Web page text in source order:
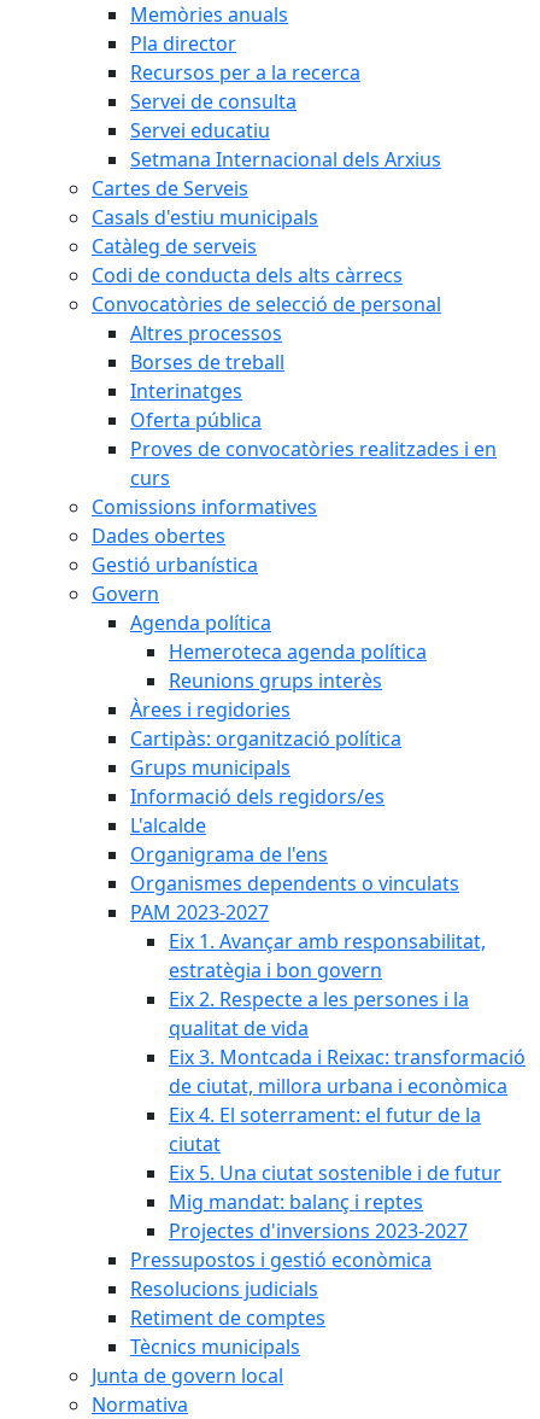
Memòries anuals
Pla director
Recursos per a la recerca
Servei de consulta
Servei educatiu
Setmana Internacional dels Arxius
Cartes de Serveis
Casals d'estiu municipals
Catàleg de serveis
Codi de conducta dels alts càrrecs
Convocatòries de selecció de personal
Altres processos
Borses de treball
Interinatges
Oferta pública
Proves de convocatòries realitzades i en
curs
Comissions informatives
Dades obertes
Gestió urbanística
Govern
Agenda política
Hemeroteca agenda política
Reunions grups interès
Àrees i regidories
Cartipàs: organització política
Grups municipals
Informació dels regidors/es
L'alcalde
Organigrama de l'ens
Organismes dependents o vinculats
PAM 2023-2027
Eix 1. Avançar amb responsabilitat,
estratègia i bon govern
Eix 2. Respecte a les persones i la
qualitat de vida
Eix 3. Montcada i Reixac: transformació
de ciutat, millora urbana i econòmica
Eix 4. El soterrament: el futur de la
ciutat
Eix 5. Una ciutat sostenible i de futur
Mig mandat: balanç i reptes
Projectes d'inversions 2023-2027
Pressupostos i gestió econòmica
Resolucions judicials
Retiment de comptes
Tècnics municipals
Junta de govern local
Normativa